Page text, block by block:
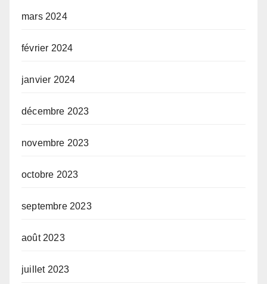
mars 2024
février 2024
janvier 2024
décembre 2023
novembre 2023
octobre 2023
septembre 2023
août 2023
juillet 2023